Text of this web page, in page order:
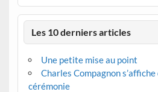
Les 10 derniers articles
Une petite mise au point
Charles Compagnon
cérémonie